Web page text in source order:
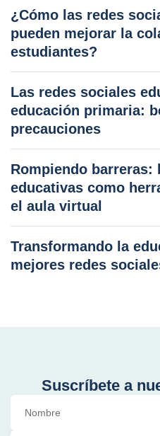
¿Cómo las redes
pueden mejorar la
estudiantes?
Las redes sociales
educación primaria:
precauciones
Rompiendo barreras:
educativas como
el aula virtual
Transformando la
mejores redes
Suscríbete a